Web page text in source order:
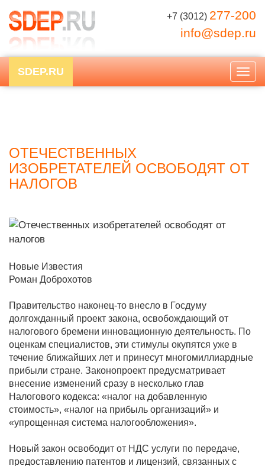
+7 (3012) 277-200
info@sdep.ru
SDEP.RU
ОТЕЧЕСТВЕННЫХ
ИЗОБРЕТАТЕЛЕЙ ОСВОБОДЯТ ОТ
НАЛОГОВ
Новые Известия
Роман Доброхотов
Правительство наконец-то внесло в Госдуму
долгожданный проект закона, освобождающий от
налогового бремени инновационную деятельность. По
оценкам специалистов, эти стимулы окупятся уже в
течение ближайших лет и принесут многомиллиардные
прибыли стране. Законопроект предусматривает
внесение изменений сразу в несколько глав
Налогового кодекса: «налог на добавленную
стоимость», «налог на прибыль организаций» и
«упрощенная система налогообложения».
Новый закон освободит от НДС услуги по передаче,
предоставлению патентов и лицензий, связанных с